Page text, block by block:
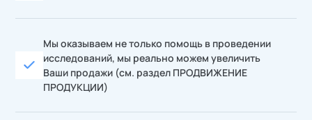
Мы оказываем не только помощь в проведении
исследований, мы реально можем увеличить
Ваши продажи (см. раздел ПРОДВИЖЕНИЕ
ПРОДУКЦИИ)